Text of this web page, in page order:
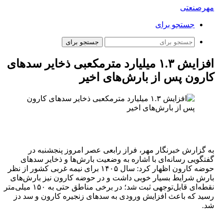
مهرصنعتی
جستجو برای
جستجو برای
افزایش ۱.۳ میلیارد مترمکعبی ذخایر سدهای
کارون پس از بارش‌های اخیر
به گزارش خبرنگار مهر، فراز رابعی عصر امروز پنجشنبه در
گفتگویی رسانه‌ای با اشاره به وضعیت بارش‌ها و ذخایر سدهای
حوضه کارون اظهار کرد: سال ۱۴۰۵ برای نیمه غربی کشور از نظر
بارش شرایط بسیار خوبی داشت و در حوضه کارون نیز بارش‌های
نقطه‌ای قابل‌توجهی ثبت شد؛ در برخی مناطق حتی به ۱۵۰ میلی‌متر
رسید که باعث افزایش ورودی به سدهای زنجیره کارون و سد دز
شد.